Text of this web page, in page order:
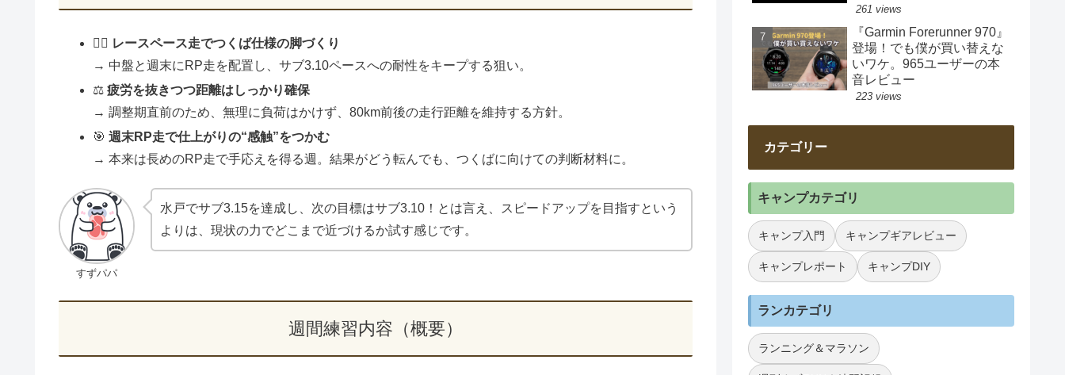
🏃‍♂️ レースペース走でつくば仕様の脚づくり
→ 中盤と週末にRP走を配置し、サブ3.10ペースへの耐性をキープする狙い。
⚖️疲労を抜きつつ距離はしっかり確保
→ 調整期直前のため、無理に負荷はかけず、80km前後の走行距離を維持する方針。
🎯週末RP走で仕上がりの“感触”をつかむ
→ 本来は長めのRP走で手応えを得る週。結果がどう転んでも、つくばに向けての判断材料に。
すずパパ
水戸でサブ3.15を達成し、次の目標はサブ3.10！とは言え、スピードアップを目指すという
よりは、現状の力でどこまで近づけるか試す感じです。
週間練習内容（概要）
ー目線で正直チェック
261 views
『Garmin Forerunner 970』
登場！でも僕が買い替えな
いワケ。965ユーザーの本
音レビュー
223 views
カテゴリー
キャンプカテゴリ
キャンプ入門 キャンプギアレビュー
キャンプレポート キャンプDIY
ランカテゴリ
ランニング＆マラソン